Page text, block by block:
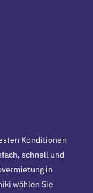
Konditionen
schnell und
in
wählen Sie